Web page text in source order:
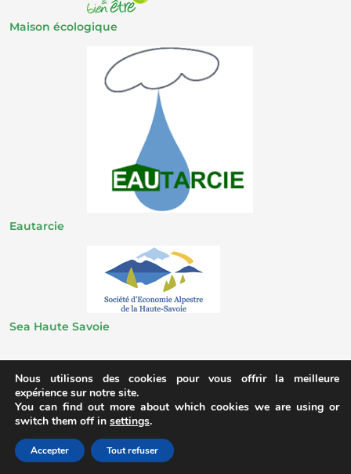
Maison écologique
Eautarcie
Sea Haute Savoie
Toilettes Nature © 2020 – Réalisation
Nous utilisons des cookies pour vous offrir la meilleure
expérience sur notre site.
You can find out more about which cookies we are using or
switch them off in settings.
Accepter Tout refuser